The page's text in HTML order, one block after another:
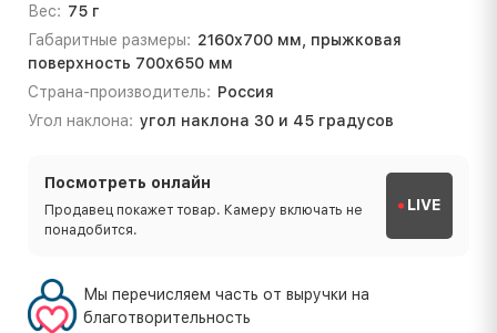
Вес: 75 г
Габаритные размеры: 2160х700 мм, прыжковая
поверхность 700х650 мм
Страна-производитель: Россия
Угол наклона: угол наклона 30 и 45 градусов
Посмотреть онлайн
Продавец покажет товар. Камеру включать не
понадобится.
LIVE
Мы перечисляем часть от выручки на
благотворительность